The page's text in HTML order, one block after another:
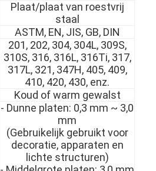
Plaat/plaat van roestvrij
staal
ASTM, EN, JIS, GB, DIN
201, 202, 304, 304L, 309S,
310S, 316, 316L, 316Ti, 317,
317L, 321, 347H, 405, 409,
410, 420, 430, enz.
Koud of warm gewalst
- Dunne platen: 0,3 mm ~ 3,0
mm
(Gebruikelijk gebruikt voor
decoratie, apparaten en
lichte structuren)